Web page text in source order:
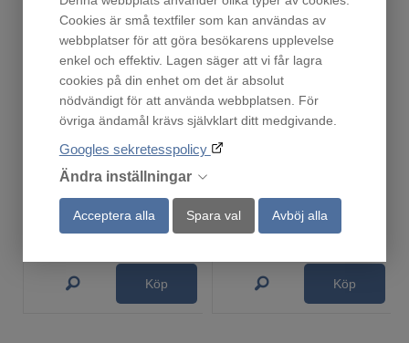
Cookies är små textfiler som kan användas av
webbplatser för att göra besökarens upplevelse
enkel och effektiv. Lagen säger att vi får lagra
cookies på din enhet om det är absolut
nödvändigt för att använda webbplatsen. För
övriga ändamål krävs självklart ditt medgivande.
Googles sekretesspolicy
Ändra inställningar
Acceptera alla Spara val Avböj alla
ODA8113S
Finns i lager!
5 999 :-
Köp
519 :-
Köp